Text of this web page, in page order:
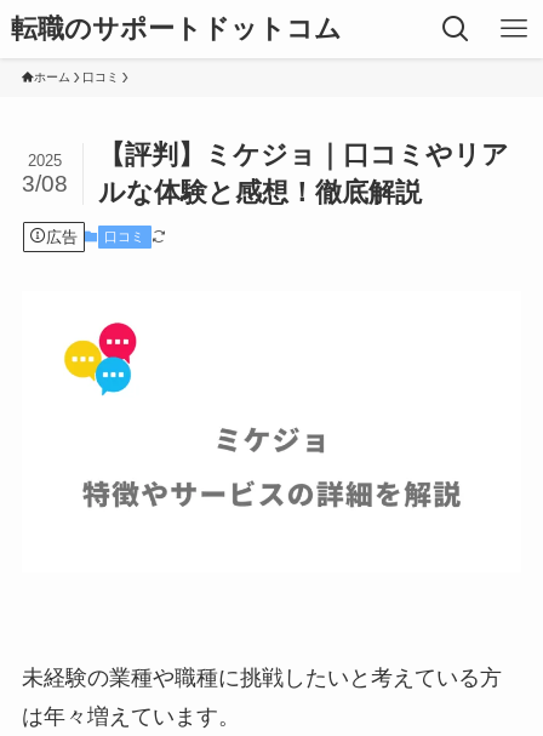
転職のサポートドットコム
ホーム 口コミ
【評判】ミケジョ｜口コミやリア
ルな体験と感想！徹底解説
2025
3/08
広告 口コミ
未経験の業種や職種に挑戦したいと考えている方
は年々増えています。